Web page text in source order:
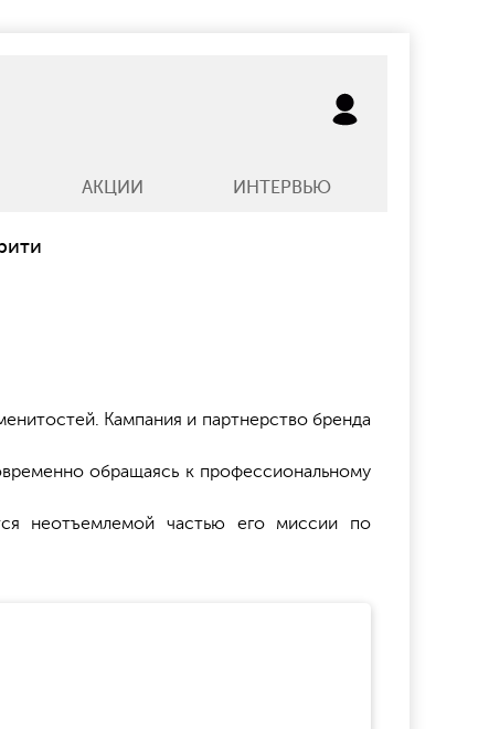
АКЦИИ ИНТЕРВЬЮ
Кампания и партнерство бренда
обращаясь к профессиональному
неотъемлемой частью его миссии по